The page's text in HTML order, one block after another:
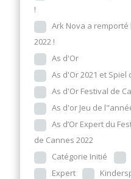
!
Ark Nova a remporté
2022 !
As d'Or
As d'Or 2021 et Spiel
As d'Or Festival de
As d'or Jeu de
As d’Or Expert du
de Cannes 2022
Catégorie Initié
Expert